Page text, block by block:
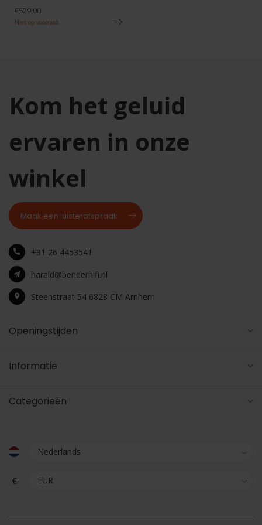
€529,00
Niet op voorraad
Kom het geluid
ervaren in onze
winkel
Maak een luisterafspraak
+31 26 4453541
harald@benderhifi.nl
Steenstraat 54 6828 CM Arnhem
Openingstijden
Informatie
Categorieën
€